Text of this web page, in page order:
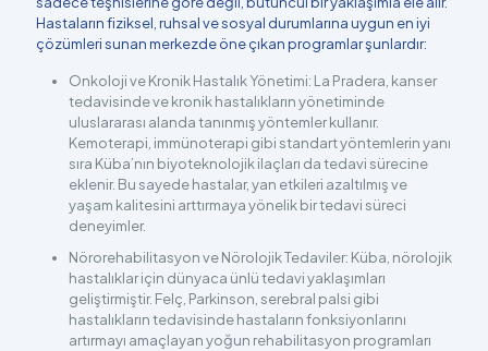
Hastaların fiziksel, ruhsal ve sosyal durumlarına uygun en iyi
çözümleri sunan merkezde öne çıkan programlar şunlardır:
Onkoloji ve Kronik Hastalık Yönetimi: La Pradera, kanser
tedavisinde ve kronik hastalıkların yönetiminde
uluslararası alanda tanınmış yöntemler kullanır.
Kemoterapi, immünoterapi gibi standart yöntemlerin yanı
sıra Küba’nın biyoteknolojik ilaçları da tedavi sürecine
eklenir. Bu sayede hastalar, yan etkileri azaltılmış ve
yaşam kalitesini arttırmaya yönelik bir tedavi süreci
deneyimler.
Nörorehabilitasyon ve Nörolojik Tedaviler: Küba, nörolojik
hastalıklar için dünyaca ünlü tedavi yaklaşımları
geliştirmiştir. Felç, Parkinson, serebral palsi gibi
hastalıkların tedavisinde hastaların fonksiyonlarını
artırmayı amaçlayan yoğun rehabilitasyon programları